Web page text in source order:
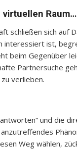
Raum…
schließen sich auf
interessiert ist,
beim Gegenüber
Partnersuche
verlieben.
und die
Weg wählen,